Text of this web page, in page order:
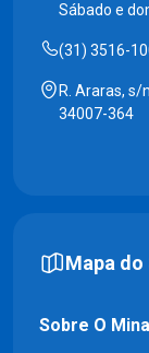
Sábado e
(31) 3516-
R. Araras, s/
34007-364
Mapa
Sobre O